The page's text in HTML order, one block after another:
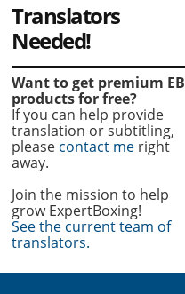
Translators
Needed!
Want to get premium EB
products for free?
If you can help provide
translation or subtitling,
please contact me right
away.
Join the mission to help
grow ExpertBoxing!
See the current team of
translators.